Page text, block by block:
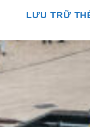
LƯU TRỮ